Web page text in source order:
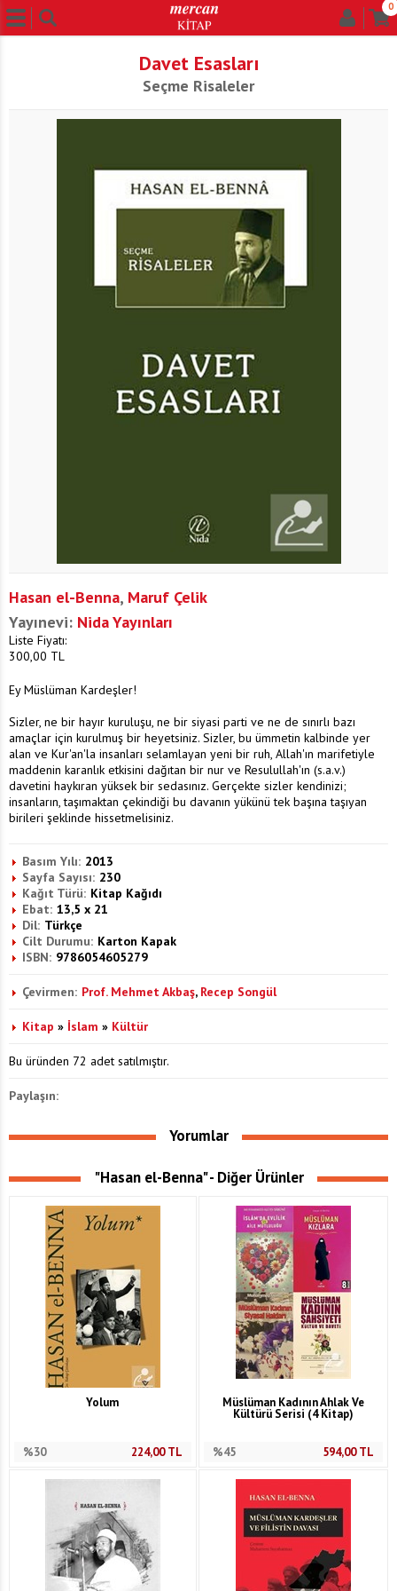
0
Davet Esasları
Seçme Risaleler
Hasan el-Benna, Maruf Çelik
Yayınevi: Nida Yayınları
Liste Fiyatı:
300,00 TL
Ey Müslüman Kardeşler!
Sizler, ne bir hayır kuruluşu, ne bir siyasi parti ve ne de sınırlı bazı
amaçlar için kurulmuş bir heyetsiniz. Sizler, bu ümmetin kalbinde yer
alan ve Kur'an'la insanları selamlayan yeni bir ruh, Allah'ın marifetiyle
maddenin karanlık etkisini dağıtan bir nur ve Resulullah'ın (s.a.v.)
davetini haykıran yüksek bir sedasınız. Gerçekte sizler kendinizi;
insanların, taşımaktan çekindiği bu davanın yükünü tek başına taşıyan
birileri şeklinde hissetmelisiniz.
Basım Yılı: 2013
Sayfa Sayısı: 230
Kağıt Türü: Kitap Kağıdı
Ebat: 13,5 x 21
Dil: Türkçe
Cilt Durumu: Karton Kapak
ISBN: 9786054605279
Çevirmen: Prof. Mehmet Akbaş, Recep Songül
Kitap » İslam » Kültür
Bu üründen 72 adet satılmıştır.
Paylaşın:
Yorumlar
"Hasan el-Benna" - Diğer Ürünler
Yolum
%30 224,00TL
Müslüman Kadının Ahlak Ve
Kültürü Serisi (4 Kitap)
%45 594,00TL